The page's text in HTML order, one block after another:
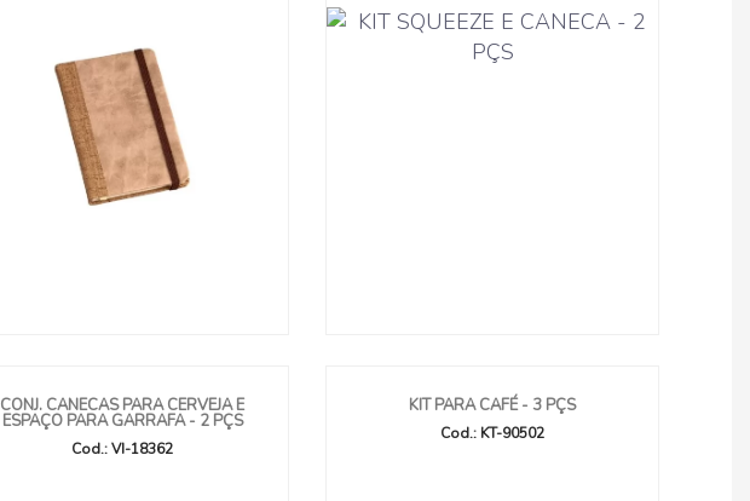
CONJ. CANECAS PARA CERVEJA E
ESPAÇO PARA GARRAFA - 2 PÇS
Cod.: VI-18362
KIT PARA CAFÉ - 3 PÇS
Cod.: KT-90502